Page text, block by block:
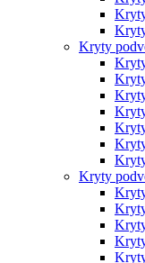
Kryty
Kryty